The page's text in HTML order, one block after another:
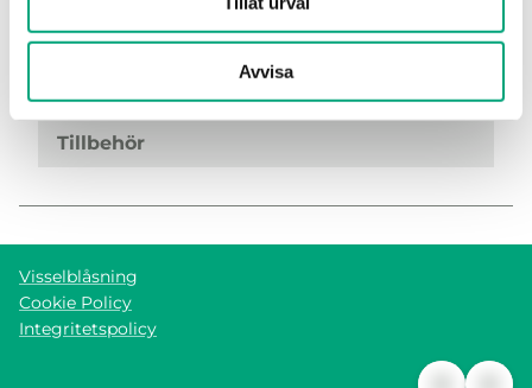
Avvisa
Monteringsdistans som sänker temperaturen
Tillbehör
Visselblåsning
Cookie Policy
Integritetspolicy